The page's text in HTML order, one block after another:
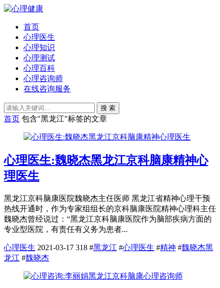
首页
心理医生
心理知识
心理测试
心理百科
心理咨询师
在线咨询服务
搜 索
首页 包含"黑龙江"标签的文章
心理医生:魏晓杰黑龙江京科脑康精神心
理医生
黑龙江京科脑康医院魏晓杰主任医师 黑龙江省精神心理干预
热线开通时，作为专家组组长的京科脑康医院精神心理科主任
魏晓杰曾经说过：“黑龙江京科脑康医院作为脑部疾病方面的
专业型医院，有责任有义务为患者...
心理医生 2021-03-17 318 #黑龙江 #心理医生 #精神 #魏晓杰黑
龙江 #魏晓杰